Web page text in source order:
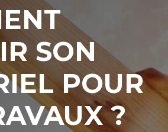
SON
POUR
?